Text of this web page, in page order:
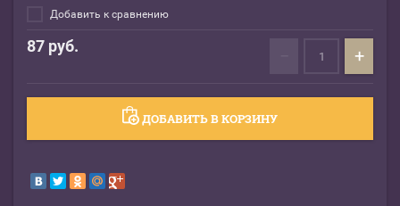
Добавить к сравнению
87 руб. +
ДОБАВИТЬ В КОРЗИНУ